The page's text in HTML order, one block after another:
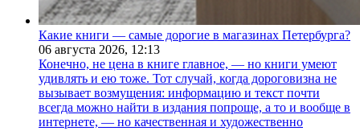
Какие книги — самые дорогие в магазинах Петербурга?
06 августа 2026, 12:13
Конечно, не цена в книге главное, — но книги умеют
удивлять и ею тоже. Тот случай, когда дороговизна не
вызывает возмущения: информацию и текст почти
всегда можно найти в издания попроще, а то и вообще в
интернете, — но качественная и художественно